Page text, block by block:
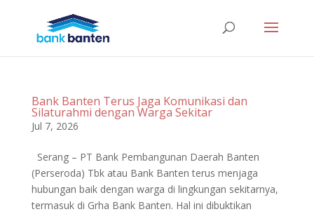
Bank Banten Terus Jaga Komunikasi dan
Silaturahmi dengan Warga Sekitar
Jul 7, 2026
Serang – PT Bank Pembangunan Daerah Banten
(Perseroda) Tbk atau Bank Banten terus menjaga
hubungan baik dengan warga di lingkungan sekitarnya,
termasuk di Grha Bank Banten. Hal ini dibuktikan